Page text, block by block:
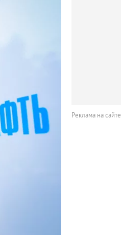
Реклама на сайте